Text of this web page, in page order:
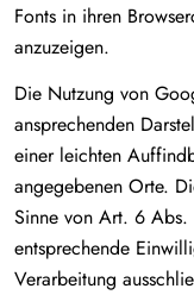
Fonts in ihren
anzuzeigen.
Die Nutzung von
ansprechenden
einer leichten
angegebenen Orte.
Sinne von Art. 6
entsprechende
Verarbeitung